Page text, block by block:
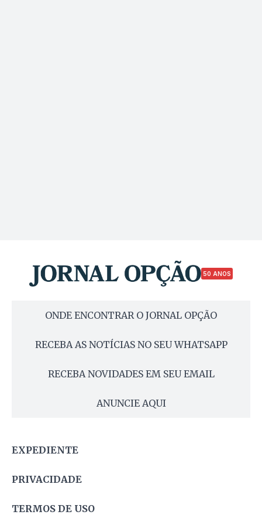
50 ANOS
ONDE ENCONTRAR O JORNAL OPÇÃO
RECEBA AS NOTÍCIAS NO SEU WHATSAPP
RECEBA NOVIDADES EM SEU EMAIL
ANUNCIE AQUI
EXPEDIENTE
PRIVACIDADE
TERMOS DE USO